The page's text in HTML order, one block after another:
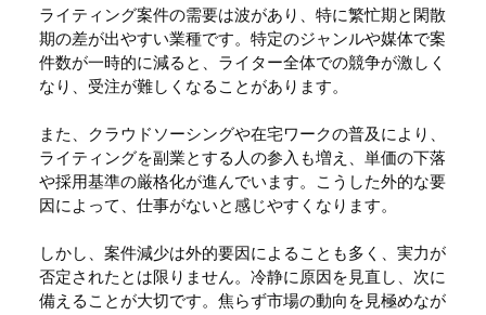
ライティング案件の需要は波があり、特に繁忙期と閑散
期の差が出やすい業種です。特定のジャンルや媒体で案
件数が一時的に減ると、ライター全体での競争が激しく
なり、受注が難しくなることがあります。
また、クラウドソーシングや在宅ワークの普及により、
ライティングを副業とする人の参入も増え、単価の下落
や採用基準の厳格化が進んでいます。こうした外的な要
因によって、仕事がないと感じやすくなります。
しかし、案件減少は外的要因によることも多く、実力が
否定されたとは限りません。冷静に原因を見直し、次に
備えることが大切です。焦らず市場の動向を見極めなが